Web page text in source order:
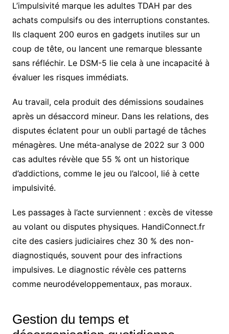
L’impulsivité marque les adultes TDAH par des
achats compulsifs ou des interruptions constantes.
Ils claquent 200 euros en gadgets inutiles sur un
coup de tête, ou lancent une remarque blessante
sans réfléchir. Le DSM-5 lie cela à une incapacité à
évaluer les risques immédiats.
Au travail, cela produit des démissions soudaines
après un désaccord mineur. Dans les relations, des
disputes éclatent pour un oubli partagé de tâches
ménagères. Une méta-analyse de 2022 sur 3 000
cas adultes révèle que 55 % ont un historique
d’addictions, comme le jeu ou l’alcool, lié à cette
impulsivité.
Les passages à l’acte surviennent : excès de vitesse
au volant ou disputes physiques. HandiConnect.fr
cite des casiers judiciaires chez 30 % des non-
diagnostiqués, souvent pour des infractions
impulsives. Le diagnostic révèle ces patterns
comme neurodéveloppementaux, pas moraux.
Gestion du temps et